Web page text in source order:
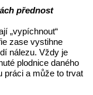
přednost
„vypíchnout“
zase vystihne
nálezu. Vždy je
plodnice daného
práci a může to trvat